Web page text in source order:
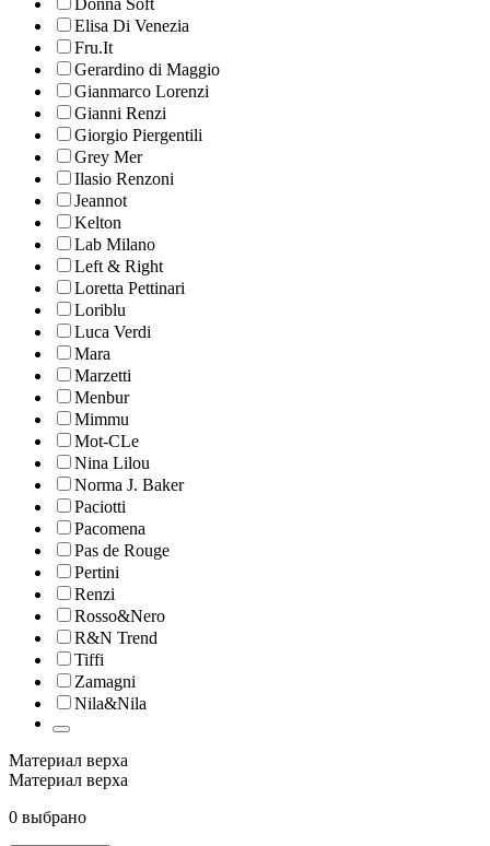
Elisa Di Venezia
Fru.It
Gerardino di Maggio
Gianmarco Lorenzi
Gianni Renzi
Giorgio Piergentili
Grey Mer
Ilasio Renzoni
Jeannot
Kelton
Lab Milano
Left & Right
Loretta Pettinari
Loriblu
Luca Verdi
Mara
Marzetti
Menbur
Mimmu
Mot-CLe
Nina Lilou
Norma J. Baker
Paciotti
Pacomena
Pas de Rouge
Pertini
Renzi
Rosso&Nero
R&N Trend
Tiffi
Zamagni
Nila&Nila
Материал верха
Материал верха
0 выбрано